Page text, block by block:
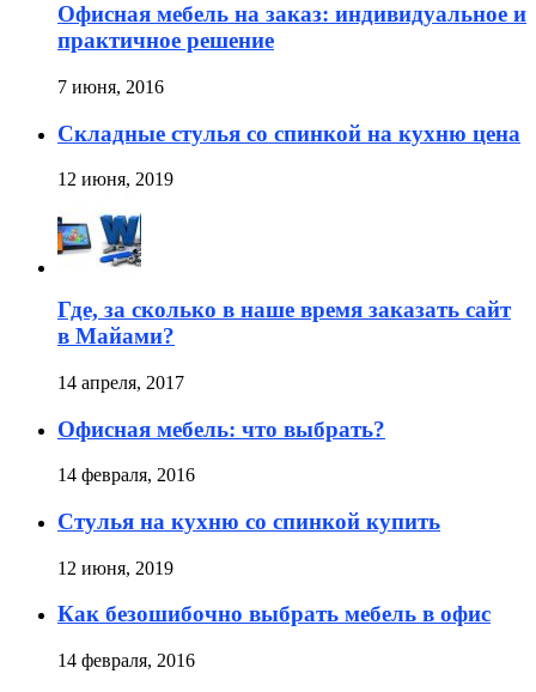
Офисная мебель на заказ: индивидуальное и
практичное решение
7 июня, 2016
Складные стулья со спинкой на кухню цена
12 июня, 2019
Где, за сколько в наше время заказать сайт
в Майами?
14 апреля, 2017
Офисная мебель: что выбрать?
14 февраля, 2016
Стулья на кухню со спинкой купить
12 июня, 2019
Как безошибочно выбрать мебель в офис
14 февраля, 2016